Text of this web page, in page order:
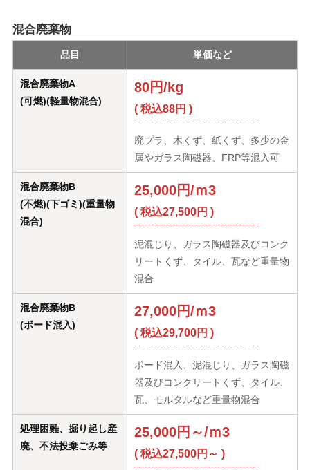
混合廃棄物
品目 単価など
混合廃棄物A
(可燃)(軽量物混合)
80円/kg
( 税込88円 )
廃プラ、木くず、紙くず、多少の金
属やガラス陶磁器、FRP等混入可
混合廃棄物B
(不燃)(下ゴミ)(重量物
混合)
25,000円/ｍ3
( 税込27,500円 )
泥混じり、ガラス陶磁器及びコンク
リートくず、タイル、瓦など重量物
混合
混合廃棄物B
(ボード混入)
27,000円/ｍ3
( 税込29,700円 )
ボード混入、泥混じり、ガラス陶磁
器及びコンクリートくず、タイル、
瓦、モルタルなど重量物混合
処理困難、掘り起し産
廃、不法投棄ごみ等
25,000円～/ｍ3
( 税込27,500円～ )